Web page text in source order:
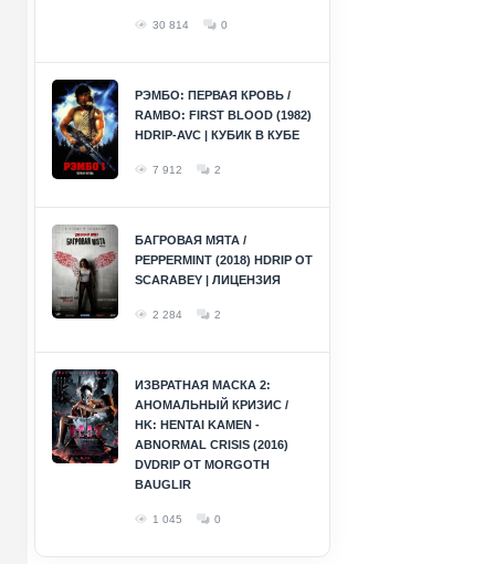
30 814 0
РЭМБО: ПЕРВАЯ КРОВЬ /
RAMBO: FIRST BLOOD (1982)
HDRIP-AVC | КУБИК В КУБЕ
7 912 2
БАГРОВАЯ МЯТА /
PEPPERMINT (2018) HDRIP ОТ
SCARABEY | ЛИЦЕНЗИЯ
2 284 2
ИЗВРАТНАЯ МАСКА 2:
АНОМАЛЬНЫЙ КРИЗИС /
HK: HENTAI KAMEN -
ABNORMAL CRISIS (2016)
DVDRIP ОТ MORGOTH
BAUGLIR
1 045 0